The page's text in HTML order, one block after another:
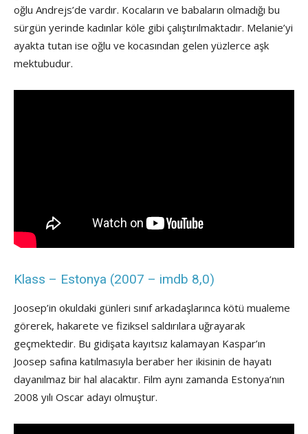
oğlu Andrejs’de vardır. Kocaların ve babaların olmadığı bu
sürgün yerinde kadınlar köle gibi çalıştırılmaktadır. Melanie’yi
ayakta tutan ise oğlu ve kocasından gelen yüzlerce aşk
mektubudur.
Klass – Estonya (2007 – imdb 8,0)
Joosep’in okuldaki günleri sınıf arkadaşlarınca kötü mualeme
görerek, hakarete ve fiziksel saldırılara uğrayarak
geçmektedir. Bu gidişata kayıtsız kalamayan Kaspar’ın
Joosep safına katılmasıyla beraber her ikisinin de hayatı
dayanılmaz bir hal alacaktır. Film aynı zamanda Estonya’nın
2008 yılı Oscar adayı olmuştur.